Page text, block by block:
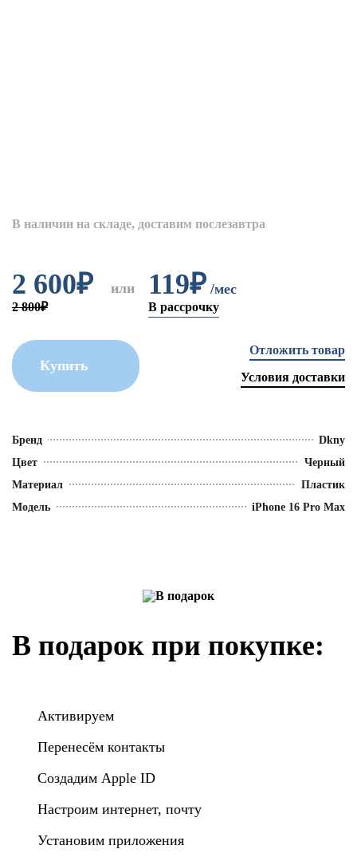
В наличии на складе, доставим послезавтра
2 600₽ или 119₽ /мес
В рассрочку
2 800₽
Купить
Отложить товар
Условия доставки
Бренд
Dkny
Цвет
Черный
Материал
Пластик
Модель
iPhone 16 Pro Max
В подарок при покупке:
Активируем
Перенесём контакты
Создадим Apple ID
Настроим интернет, почту
Установим приложения